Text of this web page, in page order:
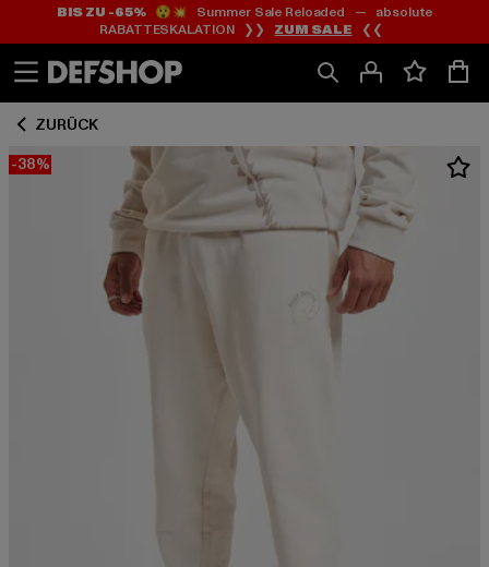
Zum
Inhalt
springen
Zum
Fußzeile
springen
BIS ZU -65%😲💥 Summer Sale Reloaded — absolute
RABATTESKALATION ❯❯ ZUM SALE ❮❮
ZURÜCK
-38%